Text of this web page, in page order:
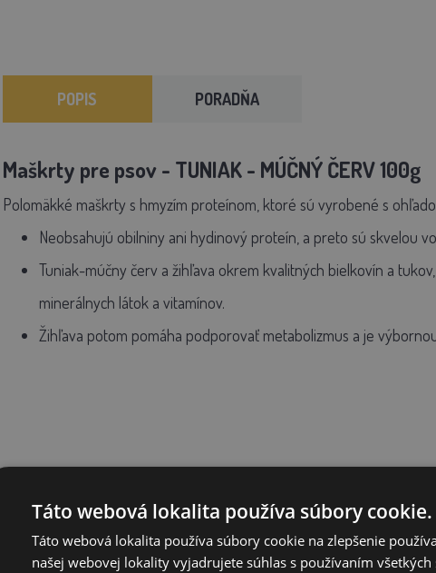
POPIS PORADŇA
Maškrty pre psov - TUNIAK - MÚČNÝ ČERV 100g
Polomäkké maškrty s hmyzím proteínom, ktoré sú vyrobené s
Neobsahujú obilniny ani hydinový proteín, a preto sú skvelou
Tuniak-múčny červ a žihľava okrem kvalitných bielkovín a
minerálnych látok a vitamínov.
Žihľava potom pomáha podporovať metabolizmus a je
Táto webová lokalita používa súbory cookie.
Táto webová lokalita používa súbory cookie na zlepšenie
našej webovej lokality vyjadrujete súhlas s používaním